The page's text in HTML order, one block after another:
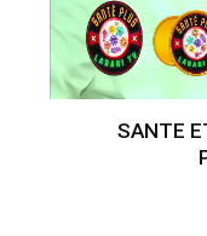
SANTE